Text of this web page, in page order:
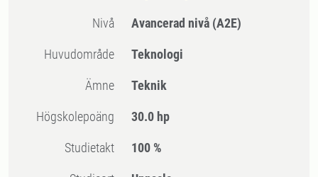
Nivå Avancerad nivå (A2E)
Huvudområde Teknologi
Ämne Teknik
högskolepoäng 30.0 hp
Studietakt 100 %